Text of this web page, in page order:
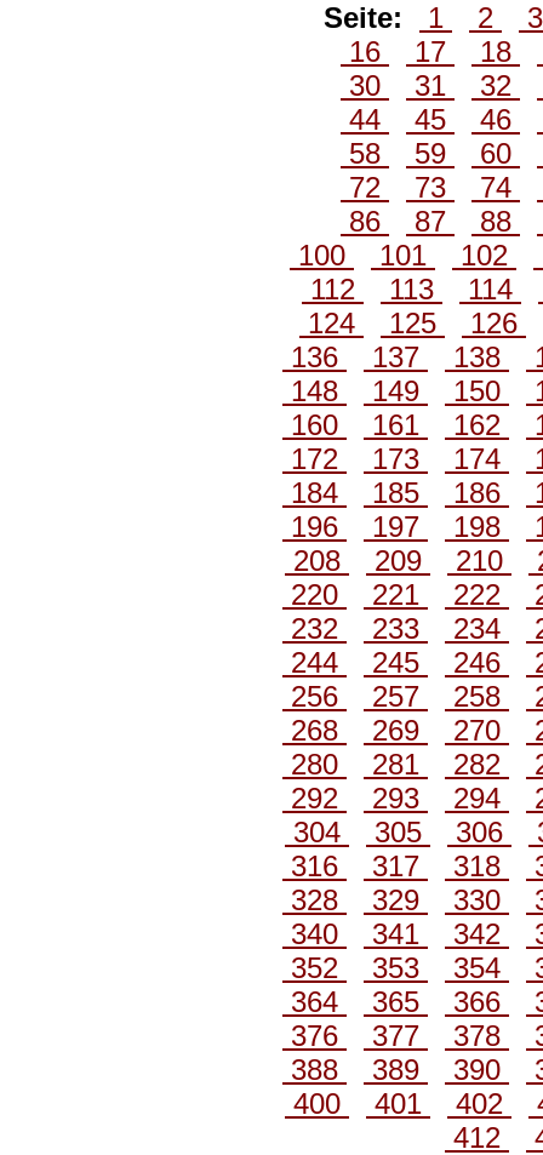
Seite: 1 2
16
17 18
30
31 32
44
45 46
58
59 60
72
73 74
86
87 88
100
101 102
112
113 114
124
125
126
136
137 138
148
149 150
160
161 162
172
173 174
184
185 186
196
197 198
208
209 210
220
221 222
232
233 234
244
245 246
256
257 258
268
269 270
280
281 282
292
293 294
304
305 306
316
317 318
328
329 330
340
341 342
352
353 354
364
365 366
376
377 378
388
389 390
400
401 402
412